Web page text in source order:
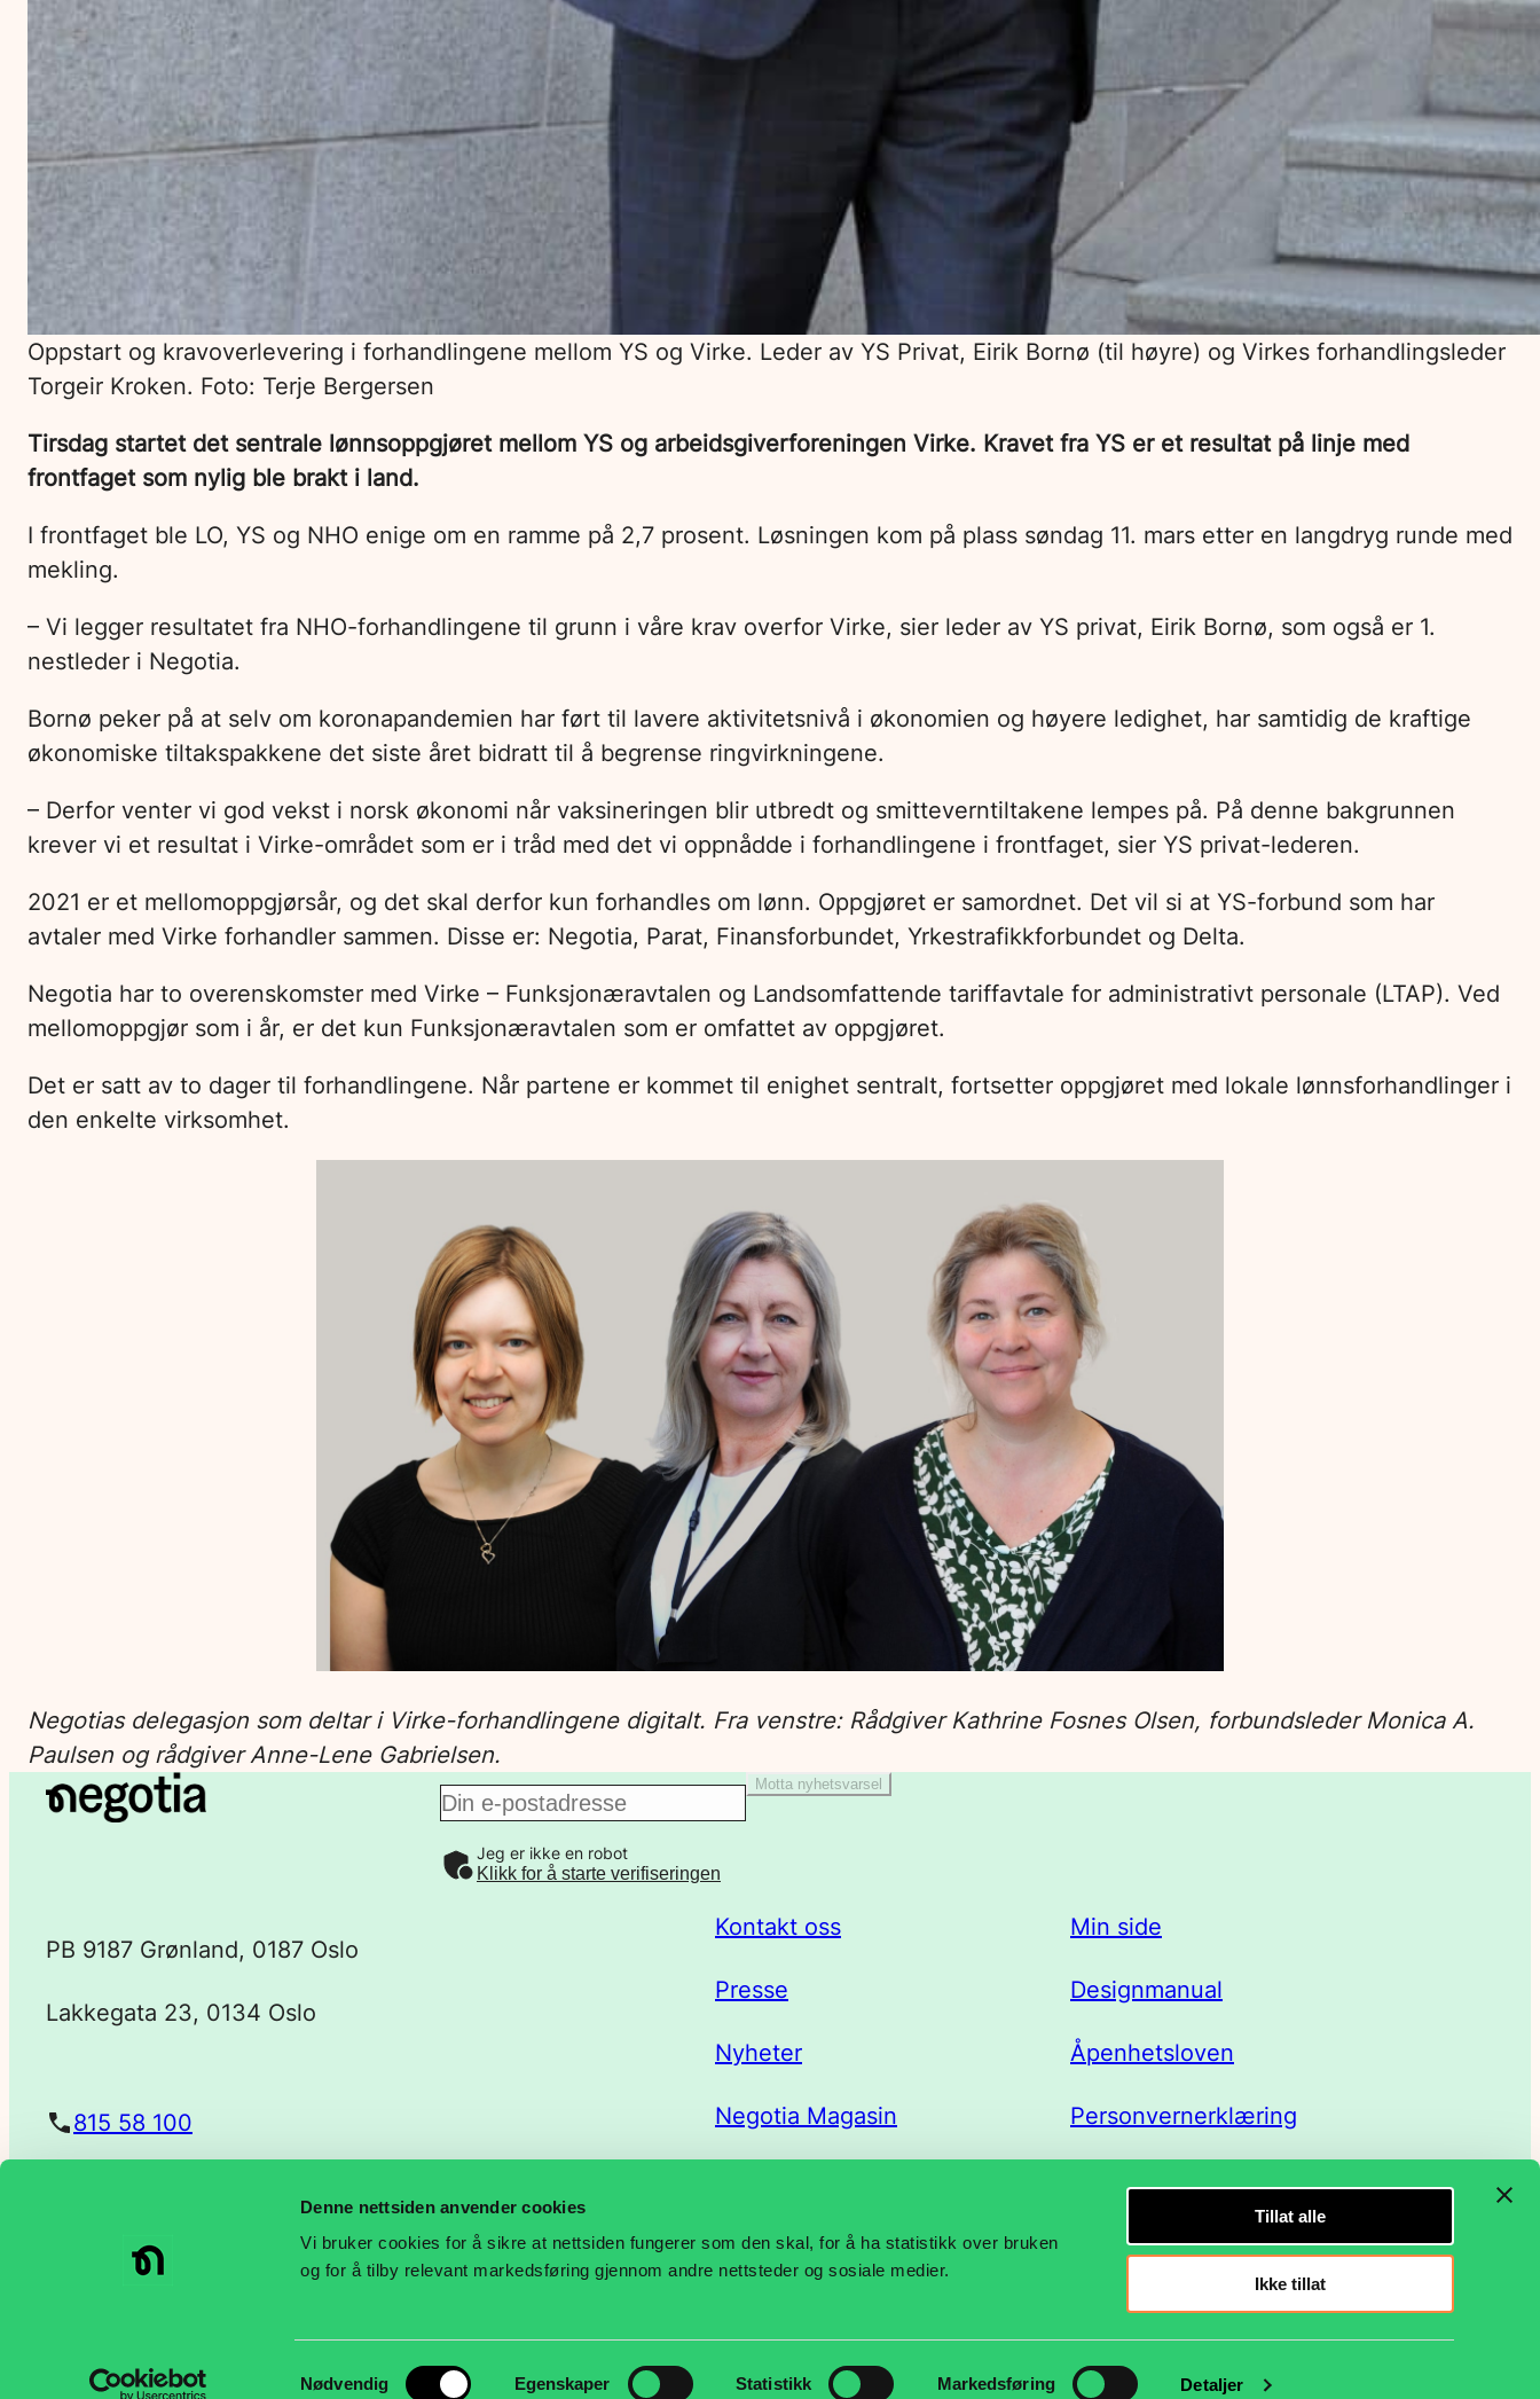
Denne nettsiden anvender cookies
Vi bruker cookies for å sikre at nettsiden fungerer som den skal, for å ha statistikk over bruken
og for å tilby relevant markedsføring gjennom andre nettsteder og sosiale medier.
Samtykkevalg
Nødvendig Egenskaper Statistikk Markedsføring Detaljer
Tillat alle
Ikke tillat
Oppstart og kravoverlevering i forhandlingene mellom YS og Virke. Leder av YS Privat, Eirik Bornø (til høyre) og Virkes forhandlingsleder
Torgeir Kroken. Foto: Terje Bergersen
Tirsdag startet det sentrale lønnsoppgjøret mellom YS og arbeidsgiverforeningen Virke. Kravet fra YS er et resultat på linje med
frontfaget som nylig ble brakt i land.
I frontfaget ble LO, YS og NHO enige om en ramme på 2,7 prosent. Løsningen kom på plass søndag 11. mars etter en langdryg runde med
mekling.
– Vi legger resultatet fra NHO-forhandlingene til grunn i våre krav overfor Virke, sier leder av YS privat, Eirik Bornø, som også er 1.
nestleder i Negotia.
Bornø peker på at selv om koronapandemien har ført til lavere aktivitetsnivå i økonomien og høyere ledighet, har samtidig de kraftige
økonomiske tiltakspakkene det siste året bidratt til å begrense ringvirkningene.
– Derfor venter vi god vekst i norsk økonomi når vaksineringen blir utbredt og smitteverntiltakene lempes på. På denne bakgrunnen
krever vi et resultat i Virke-området som er i tråd med det vi oppnådde i forhandlingene i frontfaget, sier YS privat-lederen.
2021 er et mellomoppgjørsår, og det skal derfor kun forhandles om lønn. Oppgjøret er samordnet. Det vil si at YS-forbund som har
avtaler med Virke forhandler sammen. Disse er: Negotia, Parat, Finansforbundet, Yrkestrafikkforbundet og Delta.
Negotia har to overenskomster med Virke – Funksjonæravtalen og Landsomfattende tariffavtale for administrativt personale (LTAP). Ved
mellomoppgjør som i år, er det kun Funksjonæravtalen som er omfattet av oppgjøret.
Det er satt av to dager til forhandlingene. Når partene er kommet til enighet sentralt, fortsetter oppgjøret med lokale lønnsforhandlinger i
den enkelte virksomhet.
Negotias delegasjon som deltar i Virke-forhandlingene digitalt. Fra venstre: Rådgiver Kathrine Fosnes Olsen, forbundsleder Monica A.
Paulsen og rådgiver Anne-Lene Gabrielsen.
E
-
d
e
Motta nyhetsvarsel
Jeg er ikke en robot
Klikk for å starte verifiseringen
PB 9187 Grønland, 0187 Oslo
Lakkegata 23, 0134 Oslo
815 58 100
Kontakt oss
Presse
Nyheter
Negotia Magasin
Min side
Designmanual
Åpenhetsloven
Personvernerklæring
Facebook
LinkedIn
Instagram